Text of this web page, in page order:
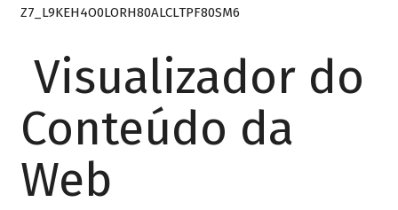
Z7_L9KEH4O0LORH80ALCLTPF80SM6
Visualizador do
Conteúdo da
Web